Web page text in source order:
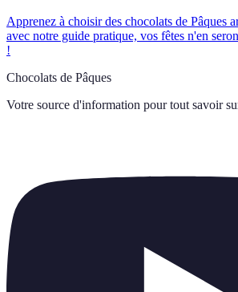
Apprenez à choisir des chocolats de Pâques
avec notre guide pratique, vos fêtes n'en
!
Chocolats de Pâques
Votre source d'information pour tout savoir